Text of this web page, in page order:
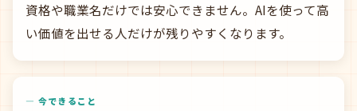
資格や職業名だけでは安心できません。AIを使って高
い価値を出せる人だけが残りやすくなります。
— 今できること